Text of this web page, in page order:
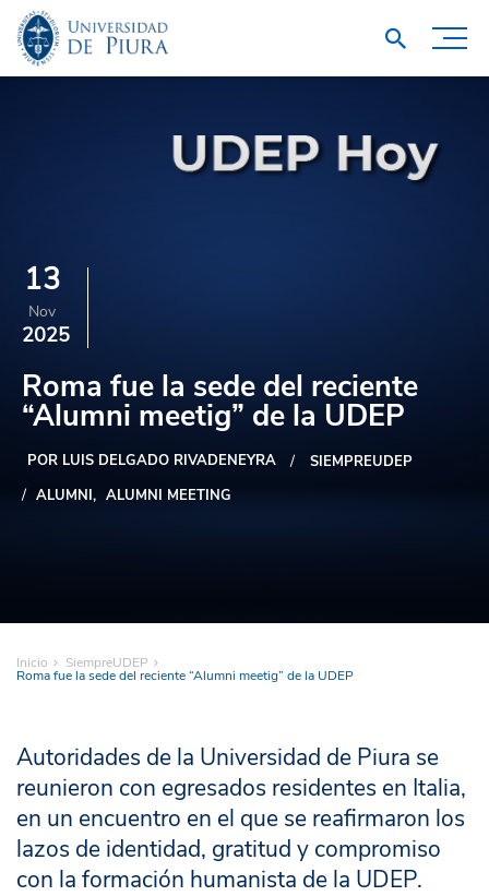
13
Nov
2025
Roma fue la sede del reciente
“Alumni meetig” de la UDEP
POR LUIS DELGADO RIVADENEYRA
SIEMPREUDEP
ALUMNI
ALUMNI MEETING
Inicio SiempreUDEP
Roma fue la sede del reciente “Alumni meetig” de la UDEP
Autoridades de la Universidad de Piura se
reunieron con egresados residentes en Italia,
en un encuentro en el que se reafirmaron los
lazos de identidad, gratitud y compromiso
con la formación humanista de la UDEP.